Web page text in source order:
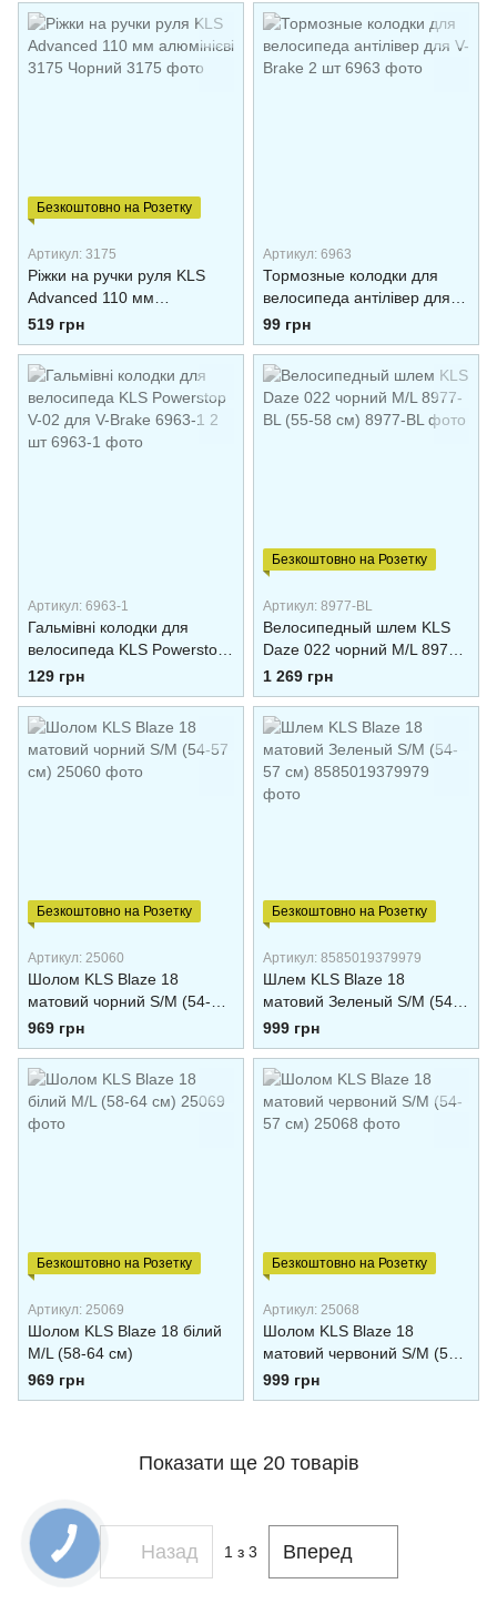
Безкоштовно на Розетку
Артикул: 3175
Ріжки на ручки руля KLS
Advanced 110 мм
алюмінієві 3175 Чорний
519 грн
Артикул: 6963
Тормозные колодки для
велосипеда антілівер для V-
Brake 2 шт
99 грн
Артикул: 6963-1
Гальмівні колодки для
велосипеда KLS Powerstop
V-02 для V-Brake 6963-1 2
шт
129 грн
Безкоштовно на Розетку
Артикул: 8977-BL
Велоcипедный шлем KLS
Daze 022 чорний M/L 8977-
BL (55-58 см)
1 269 грн
Безкоштовно на Розетку
Артикул: 25060
Шолом KLS Blaze 18
матовий чорний S/M (54-57
см)
969 грн
Безкоштовно на Розетку
Артикул: 8585019379979
Шлем KLS Blaze 18
матовий Зеленый S/M (54-
57 см)
999 грн
Безкоштовно на Розетку
Артикул: 25069
Шолом KLS Blaze 18 білий
M/L (58-64 см)
969 грн
Безкоштовно на Розетку
Артикул: 25068
Шолом KLS Blaze 18
матовий червоний S/M (54-
57 см)
999 грн
Показати ще 20 товарів
Назад 1 з 3 Вперед